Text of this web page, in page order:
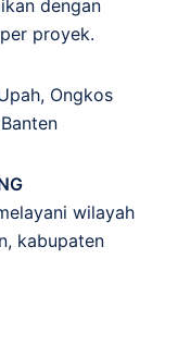
dengan
proyek.
, Ongkos
wilayah
kabupaten